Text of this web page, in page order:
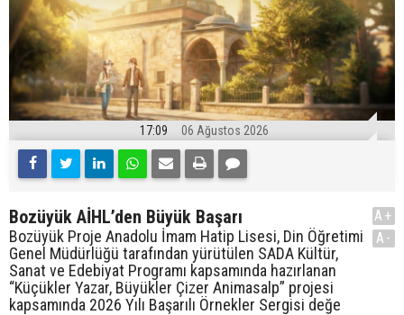
17:09 06 Ağustos 2026
Bozüyük AİHL’den Büyük Başarı
Bozüyük Proje Anadolu İmam Hatip Lisesi, Din Öğretimi
Genel Müdürlüğü tarafından yürütülen SADA Kültür,
Sanat ve Edebiyat Programı kapsamında hazırlanan
“Küçükler Yazar, Büyükler Çizer Animasalp” projesi
kapsamında 2026 Yılı Başarılı Örnekler Sergisi değe
A+
A-